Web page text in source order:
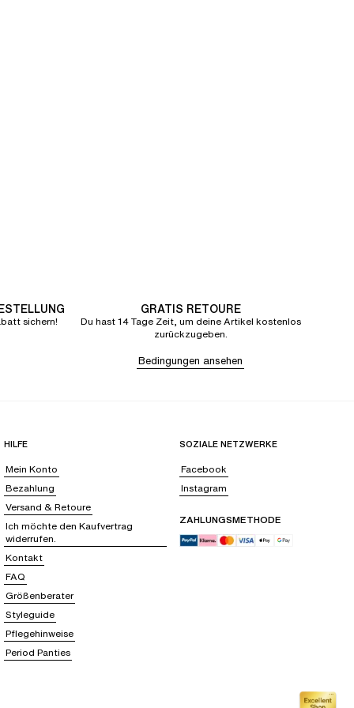
sichern!
GRATIS RETOURE
Du hast 14 Tage Zeit, um deine Artikel kostenlos
zurückzugeben.
Bedingungen ansehen
HILFE
Mein Konto
Bezahlung
Versand & Retoure
Ich möchte den Kaufvertrag
widerrufen.
Kontakt
FAQ
Größenberater
Styleguide
Pflegehinweise
Period Panties
SOZIALE NETZWERKE
Facebook
Instagram
ZAHLUNGSMETHODE